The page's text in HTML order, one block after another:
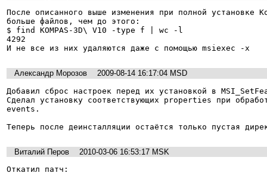
После описанного выше изменения при полной установке
больше файлов, чем до этого:
$ find KOMPAS-3D\ V10 -type f | wc -l
4292
Александр Морозов
2009-08-14 16:17:04 MSD
Добавил сброс настроек перед их установкой в
Сделал установку соответствующих properties при
events.
Виталий Перов
2010-03-06 16:53:17 MSK
Откатил патч: